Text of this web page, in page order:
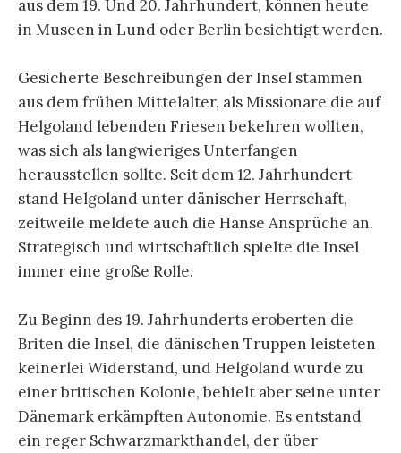
aus dem 19. Und 20. Jahrhundert, können heute
in Museen in Lund oder Berlin besichtigt werden.
Gesicherte Beschreibungen der Insel stammen
aus dem frühen Mittelalter, als Missionare die auf
Helgoland lebenden Friesen bekehren wollten,
was sich als langwieriges Unterfangen
herausstellen sollte. Seit dem 12. Jahrhundert
stand Helgoland unter dänischer Herrschaft,
zeitweile meldete auch die Hanse Ansprüche an.
Strategisch und wirtschaftlich spielte die Insel
immer eine große Rolle.
Zu Beginn des 19. Jahrhunderts eroberten die
Briten die Insel, die dänischen Truppen leisteten
keinerlei Widerstand, und Helgoland wurde zu
einer britischen Kolonie, behielt aber seine unter
Dänemark erkämpften Autonomie. Es entstand
ein reger Schwarzmarkthandel, der über